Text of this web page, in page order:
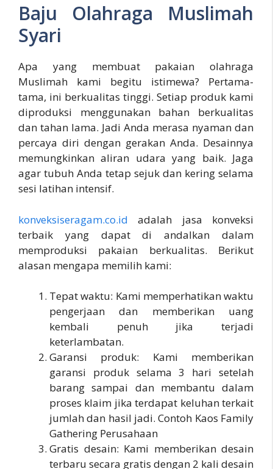
Baju Olahraga Muslimah
Syari
Apa yang membuat pakaian olahraga
Muslimah kami begitu istimewa? Pertama-
tama, ini berkualitas tinggi. Setiap produk kami
diproduksi menggunakan bahan berkualitas
dan tahan lama. Jadi Anda merasa nyaman dan
percaya diri dengan gerakan Anda. Desainnya
memungkinkan aliran udara yang baik. Jaga
agar tubuh Anda tetap sejuk dan kering selama
sesi latihan intensif.
konveksiseragam.co.id adalah jasa konveksi
terbaik yang dapat di andalkan dalam
memproduksi pakaian berkualitas. Berikut
alasan mengapa memilih kami:
Tepat waktu: Kami memperhatikan waktu
pengerjaan dan memberikan uang
kembali penuh jika terjadi
keterlambatan.
Garansi produk: Kami memberikan
garansi produk selama 3 hari setelah
barang sampai dan membantu dalam
proses klaim jika terdapat keluhan terkait
jumlah dan hasil jadi. Contoh Kaos Family
Gathering Perusahaan
Gratis desain: Kami memberikan desain
terbaru secara gratis dengan 2 kali desain